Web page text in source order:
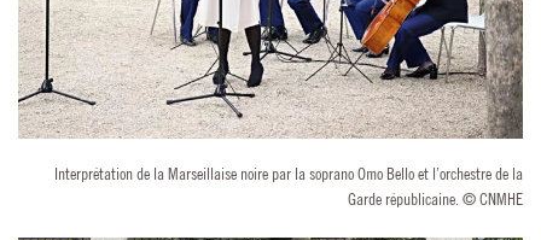
Interprétation de la Marseillaise noire par la soprano Omo Bello et l’orchestre de la
Garde républicaine. © CNMHE